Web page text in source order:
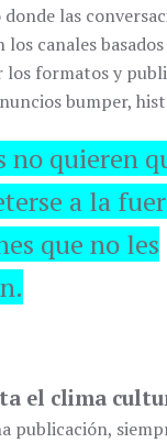
las
los canales
los formatos y
bumper,
no quieren
a la
que no les
el clima
publicación,